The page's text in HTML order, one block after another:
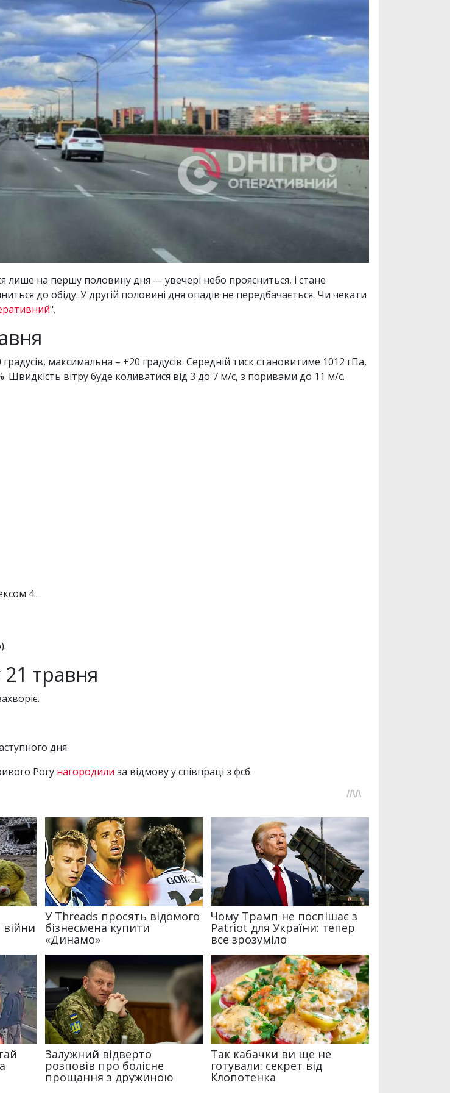
лише на першу половину дня — увечері небо проясниться, і стане
до обіду. У другій половині дня опадів не передбачається. Чи чекати
".
максимальна – +20 градусів. Середній тиск становитиме 1012 гПа,
Швидкість вітру буде коливатися від 3 до 7 м/с, з поривами до 11 м/с.
4..
травня
дня.
Рогу нагородили за відмову у співпраці з фсб.